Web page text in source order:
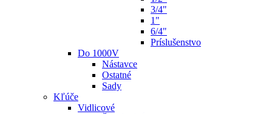
3/4"
1"
6/4"
Príslušenstvo
Do 1000V
Nástavce
Ostatné
Sady
Kľúče
Vidlicové